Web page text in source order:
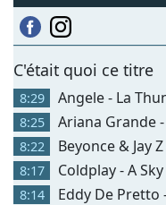
C'était quoi ce titre
8:29 Angele - La
8:25 Ariana Grande
8:22 Beyonce & Jay
8:17 Coldplay - A
8:14 Eddy De